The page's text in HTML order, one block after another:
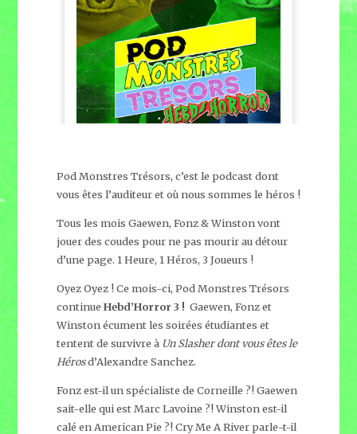
Pod Monstres Trésors, c’est le podcast dont
vous êtes l’auditeur et où nous sommes le héros !
Tous les mois Gaewen, Fonz & Winston vont
jouer des coudes pour ne pas mourir au détour
d’une page. 1 Heure, 1 Héros, 3 Joueurs !
Oyez Oyez ! Ce mois-ci, Pod Monstres Trésors
continue Hebd’Horror 3 ! Gaewen, Fonz et
Winston écument les soirées étudiantes et
tentent de survivre à Un Slasher dont vous êtes le
Hérosd’Alexandre Sanchez.
Fonz est-il un spécialiste de Corneille ?! Gaewen
sait-elle qui est Marc Lavoine ?! Winston est-il
calé en American Pie ?! Cry Me A River parle-t-il